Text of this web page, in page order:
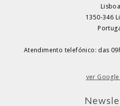
Lisboa
1350-346
Atendimento telefónico: das
ver